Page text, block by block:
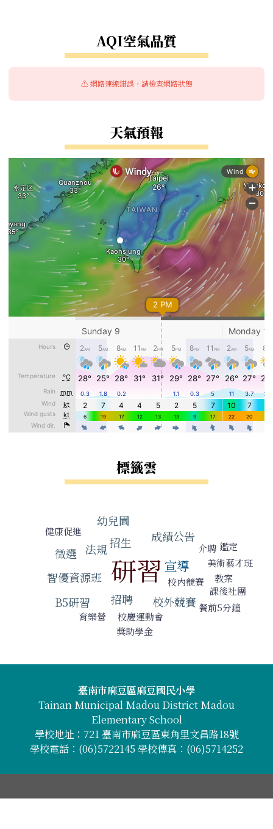
AQI空氣品質
⚠️ 網路連線錯誤，請檢查網路狀態
天氣預報
標籤雲
健康促進
幼兒園
法規招生
成績公告
徵選
研習
介聘 鑑定
宣導 美術藝才班
智優資源班 校內競賽 教案
B5研習 招聘 校外競賽
課後社團
育樂營 校慶運動會
餐前5分鐘
獎助學金
頁尾區域內容臺南市麻豆區麻豆國民小學
Tainan Municipal Madou District Madou
Elementary School
學校地址：721 臺南市麻豆區東角里文昌路18號
學校電話：(06)5722145 學校傳真：(06)5714252